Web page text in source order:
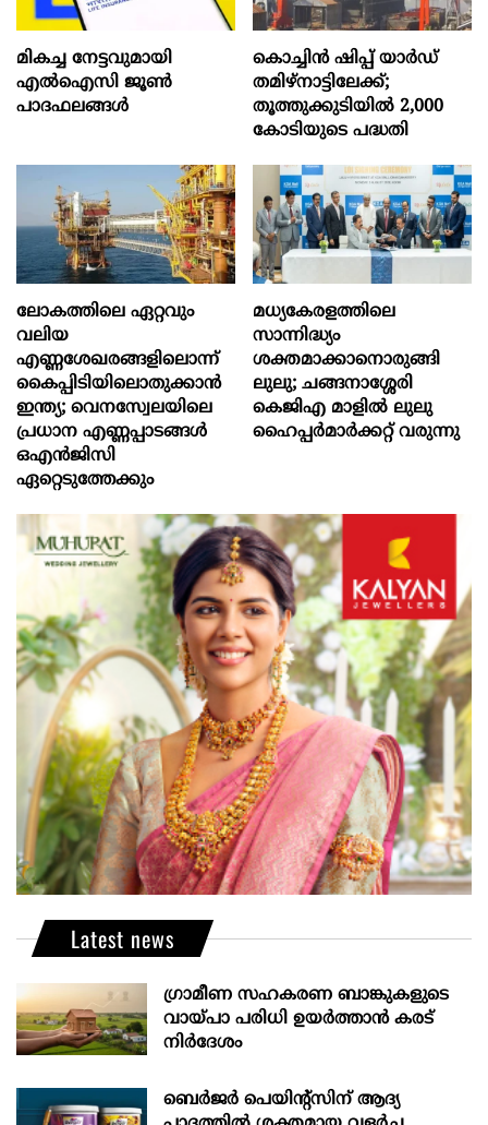
മികച്ച നേട്ടവുമായി
എൽഐസി ജൂൺ
പാദഫലങ്ങൾ
കൊച്ചിന്‍ ഷിപ്പ് യാർഡ്
തമിഴ്നാട്ടിലേക്ക്;
തൂത്തുക്കുടിയിൽ 2,000
കോടിയുടെ പദ്ധതി
ലോകത്തിലെ ഏറ്റവും
വലിയ
എണ്ണശേഖരങ്ങളിലൊന്ന്
കൈപ്പിടിയിലൊതുക്കാന്‍
ഇന്ത്യ; വെനസ്വേലയിലെ
പ്രധാന എണ്ണപ്പാടങ്ങള്‍
ഒഎന്‍ജിസി
ഏറ്റെടുത്തേക്കും
മധ്യകേരളത്തിലെ
സാന്നിദ്ധ്യം
ശക്തമാക്കാനൊരുങ്ങി
ലുലു; ചങ്ങനാശ്ശേരി
കെജിഎ മാളിൽ ലുലു
ഹൈപ്പർമാർക്കറ്റ് വരുന്നു
Latest news
ഗ്രാമീണ സഹകരണ ബാങ്കുകളുടെ
വായ്പാ പരിധി ഉയർത്താൻ കരട്
നിർദേശം
ബെർജർ പെയിന്റ്സിന് ആദ്യ